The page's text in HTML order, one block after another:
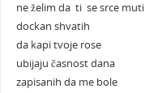
ne želim da ti se srce muti
dockan shvatih
da kapi tvoje rose
ubijaju časnost dana
zapisanih da me bole